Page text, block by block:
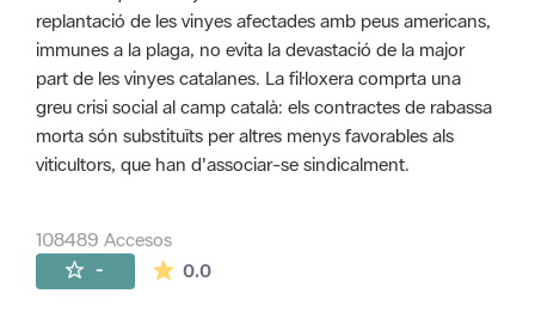
replantació de les vinyes afectades amb peus americans,
immunes a la plaga, no evita la devastació de la major
part de les vinyes catalanes. La fil·loxera comprta una
greu crisi social al camp català: els contractes de rabassa
morta són substituïts per altres menys favorables als
viticultors, que han d'associar-se sindicalment.
108489 Accesos
- 0.0La valoración media es de 0 estrellas de